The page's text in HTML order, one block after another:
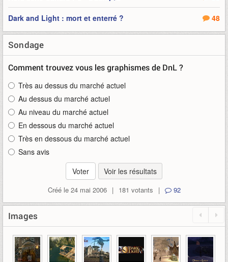
48
Dark and Light : mort et enterré ?
Sondage
Comment trouvez vous les graphismes de DnL ?
Très au dessus du marché actuel
Au dessus du marché actuel
Au niveau du marché actuel
En dessous du marché actuel
Très en dessous du marché actuel
Sans avis
Voir les résultats
Créé le 24 mai 2006 | 181 votants | 92
Images